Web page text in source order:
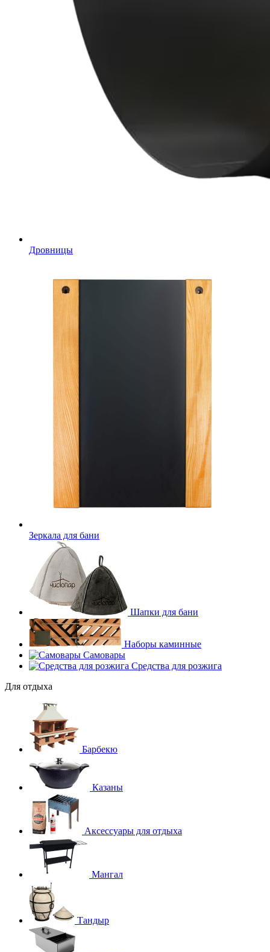
Дровницы
Зеркала для бани
Шапки для бани
Наборы каминные
Самовары
Средства для розжига
Для отдыха
Барбекю
Казаны
Аксессуары для отдыха
Мангал
Тандыр